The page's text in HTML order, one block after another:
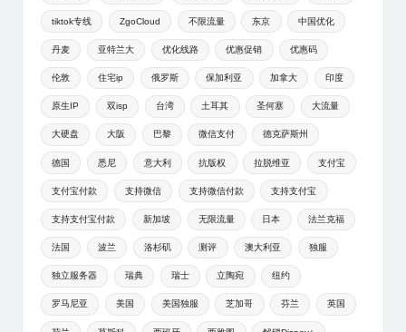
tiktok专线 ZgoCloud 不限流量 东京 中国优化
丹麦 亚特兰大 优化线路 优惠促销 优惠码
伦敦 住宅ip 俄罗斯 保加利亚 加拿大 印度
原生IP 双isp 台湾 土耳其 圣何塞 大流量
大硬盘 大阪 巴黎 微信支付 德克萨斯州
德国 悉尼 意大利 抗版权 拉脱维亚 支付宝
支付宝付款 支持微信 支持微信付款 支持支付宝
支持支付宝付款 新加坡 无限流量 日本 法兰克福
法国 波兰 洛杉矶 测评 澳大利亚 独服
独立服务器 瑞典 瑞士 立陶宛 纽约
罗马尼亚 美国 美国独服 芝加哥 芬兰 英国